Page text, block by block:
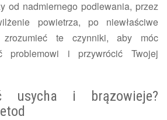
od nadmiernego podlewania, przez
powietrza, po niewłaściwe
zrozumieć te czynniki, aby móc
problemowi i przywrócić Twojej
usycha i brązowieje?